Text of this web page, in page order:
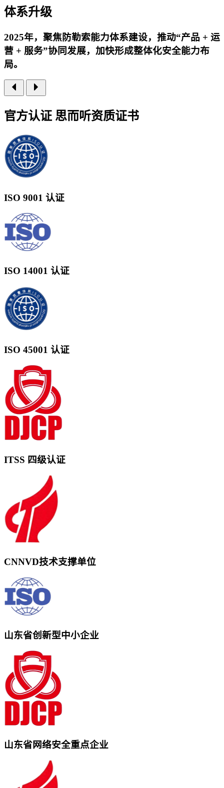
体系升级
2025年，聚焦防勒索能力体系建设，推动“产品 + 运
营 + 服务”协同发展，加快形成整体化安全能力布
局。
官方认证 思而听资质证书
ISO 9001 认证
ISO 14001 认证
ISO 45001 认证
ITSS 四级认证
CNNVD技术支撑单位
山东省创新型中小企业
山东省网络安全重点企业